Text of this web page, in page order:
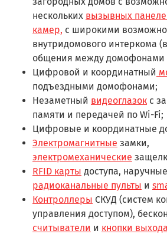
нескольких вызывных
камер, с широкими
внутридомового интеркома
общения между домофонами
Цифровой и координатный
подъездными домофонами;
Незаметный видеоглазок с
памяти и передачей по Wi-Fi;
Цифровые и координатные
Электромагнитные замки,
электромеханические
RFID карты доступа, наручные
радиоканальные пульты и
Контроллеры СКУД (систем
управления доступом),
считыватели и кнопки выхода